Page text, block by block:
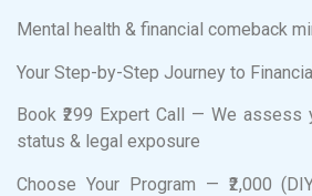
Mental health & financial comeback
Your Step-by-Step Journey to
Book ₹299 Expert Call — We
status & legal exposure
Choose Your Program — ₹2,000